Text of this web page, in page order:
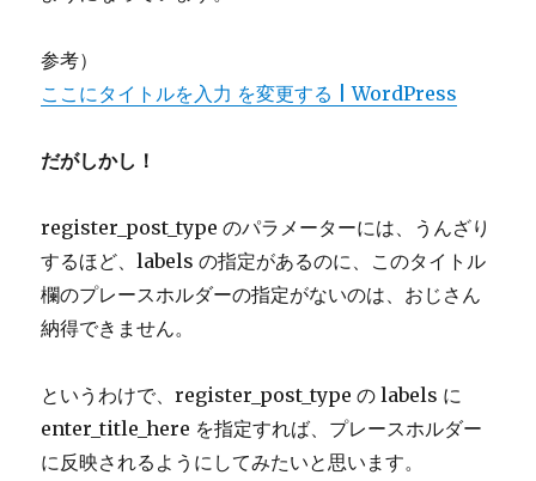
参考）
ここにタイトルを入力 を変更する | WordPress
だがしかし！
register_post_type のパラメーターには、うんざり
するほど、labels の指定があるのに、このタイトル
欄のプレースホルダーの指定がないのは、おじさん
納得できません。
というわけで、register_post_type の labels に
enter_title_here を指定すれば、プレースホルダー
に反映されるようにしてみたいと思います。